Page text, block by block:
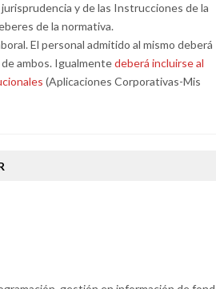
y de las Instrucciones de la
de la normativa.
El personal admitido al mismo deberá
ambos. Igualmentedeberá incluirse al
(Aplicaciones Corporativas-Mis